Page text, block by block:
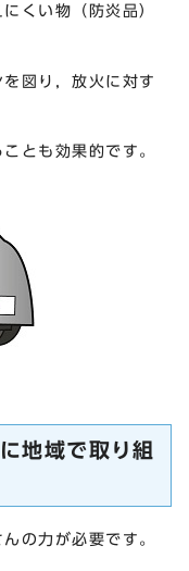
くい物（防炎品）
図り，放火に対す
とも効果的です。
地域で取り組
の力が必要です。